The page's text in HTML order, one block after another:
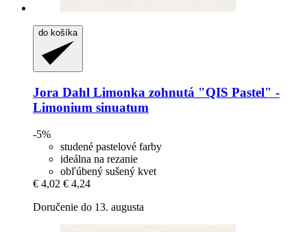
do košíka
Jora Dahl Limonka zohnutá "QIS Pastel" -​
Limonium sinuatum
-5%
studené pastelové farby
ideálna na rezanie
obľúbený sušený kvet
€ 4,02 € 4,24
Doručenie do 13. augusta